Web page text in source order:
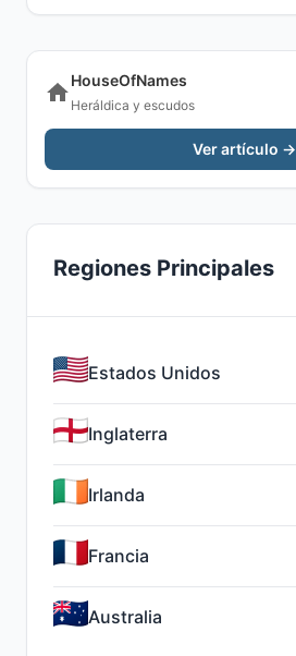
HouseOfNames
Heráldica y escudos
Ver artículo →
Regiones Principales
Estados Unidos
Inglaterra
Irlanda
Francia
Australia